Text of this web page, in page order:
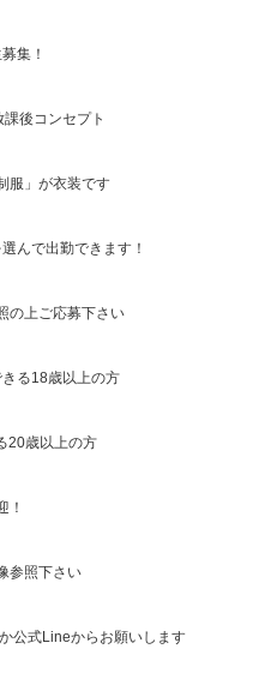
集！
後コンセプト
服」が衣装です
んで出勤できます！
の上ご応募下さい
る18歳以上の方
20歳以上の方
！
参照下さい
公式Lineからお願いします